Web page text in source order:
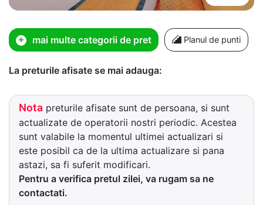
mai multe categorii de pret Planul de punti
La preturile afisate se mai adauga:
Nota preturile afisate sunt de persoana, si sunt
actualizate de operatorii nostri periodic. Acestea
sunt valabile la momentul ultimei actualizari si
este posibil ca de la ultima actualizare si pana
astazi, sa fi suferit modificari.
Pentru a verifica pretul zilei, va rugam sa ne
contactati.